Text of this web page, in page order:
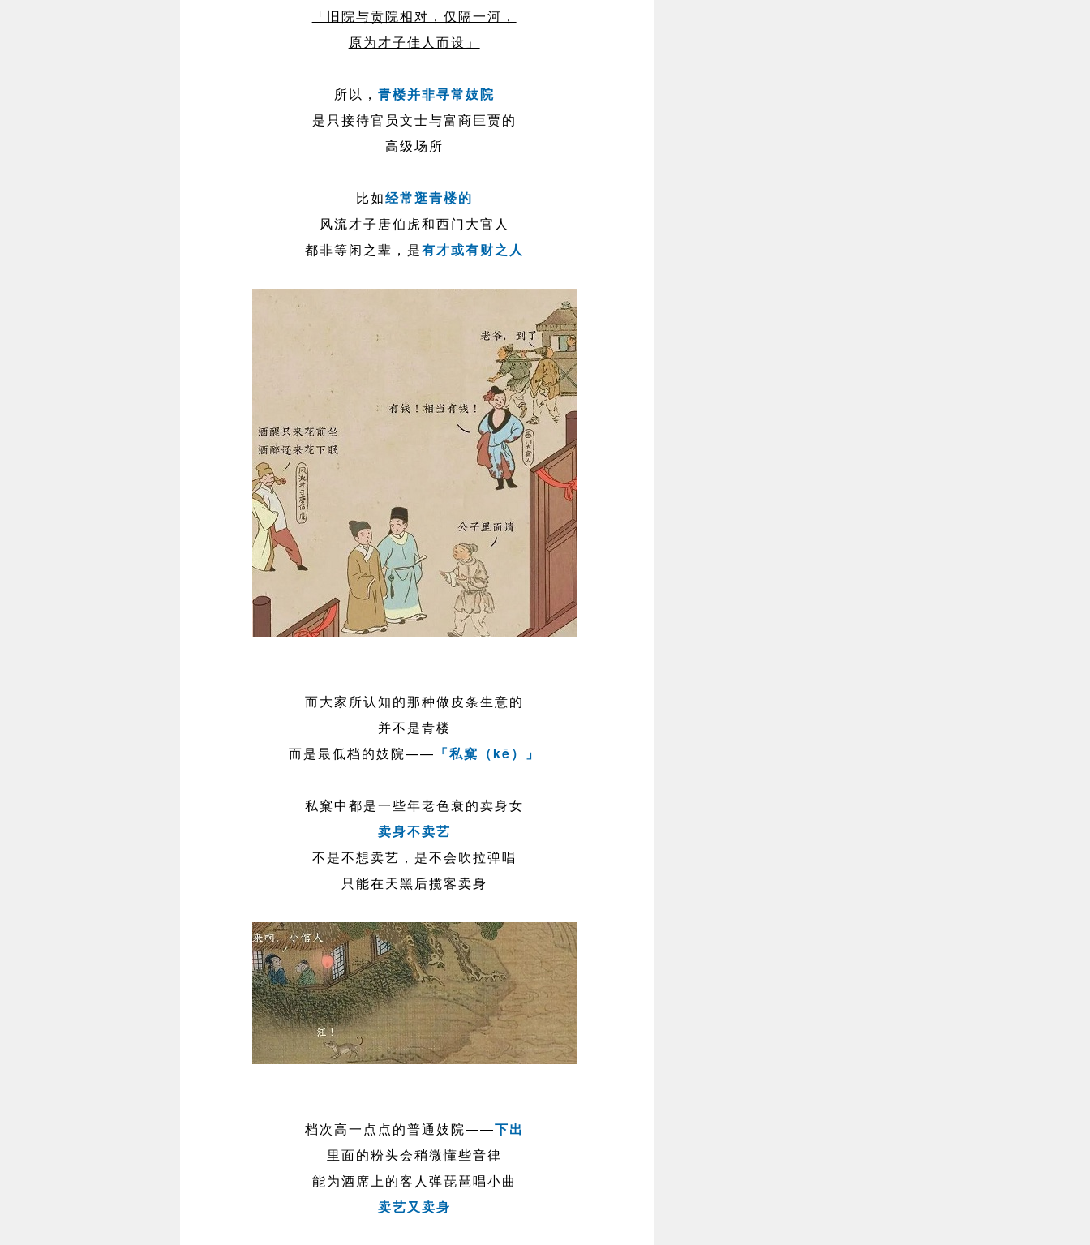
「旧院与贡院相对，仅隔一河，
原为才子佳人而设」
所以， 青楼并非寻常妓院
是只接待官员文士与富商巨贾的
高级场所
比如经常逛青楼的
风流才子唐伯虎和西门大官人
都非等闲之辈，是有才或有财之人
而大家所认知的那种做皮条生意的
并不是青楼
而是最低档的妓院—— 「私窠（kē）」
私窠中都是一些年老色衰的卖身女
卖身不卖艺
不是不想卖艺，是不会吹拉弹唱
只能在天黑后揽客卖身
档次高一点点的普通妓院——下出
里面的粉头会稍微懂些音律
能为酒席上的客人弹琵琶唱小曲
卖艺又卖身